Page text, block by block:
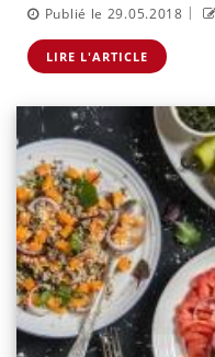
Publié le 29.05.2018 |
LIRE L'ARTICLE